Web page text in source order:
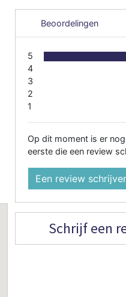
Beoordelingen
5
4
3
2
1
Op dit moment is er
eerste die een review
Een review
Schrijf een